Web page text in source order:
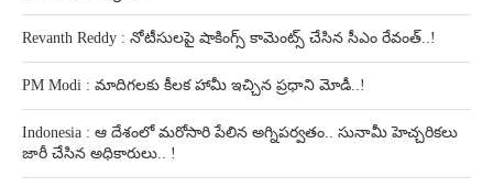
Revanth Reddy : నోటీసులపై షాకింగ్స్ కామెంట్స్ చేసిన సీఎం రేవంత్..!
PM Modi : మాదిగలకు కీలక హామీ ఇచ్చిన ప్రధాని మోడీ..!
Indonesia : ఆ దేశంలో మరోసారి పేలిన అగ్నిపర్వతం.. సునామీ హెచ్చరికలు
జారీ చేసిన అధికారులు.. !